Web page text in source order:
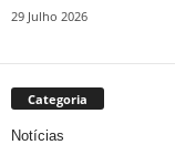
29 Julho 2026
Categoria
Notícias